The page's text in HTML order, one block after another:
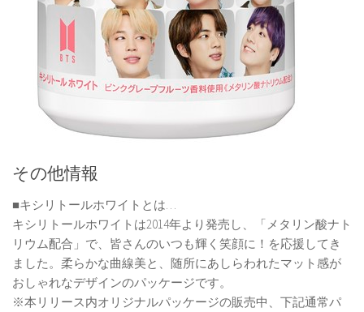
その他情報
■キシリトールホワイトとは…
キシリトールホワイトは2014年より発売し、「メタリン酸ナト
リウム配合」で、皆さんのいつも輝く笑顔に！を応援してき
ました。柔らかな曲線美と、随所にあしらわれたマット感が
おしゃれなデザインのパッケージです。
※本リリース内オリジナルパッケージの販売中、下記通常パ